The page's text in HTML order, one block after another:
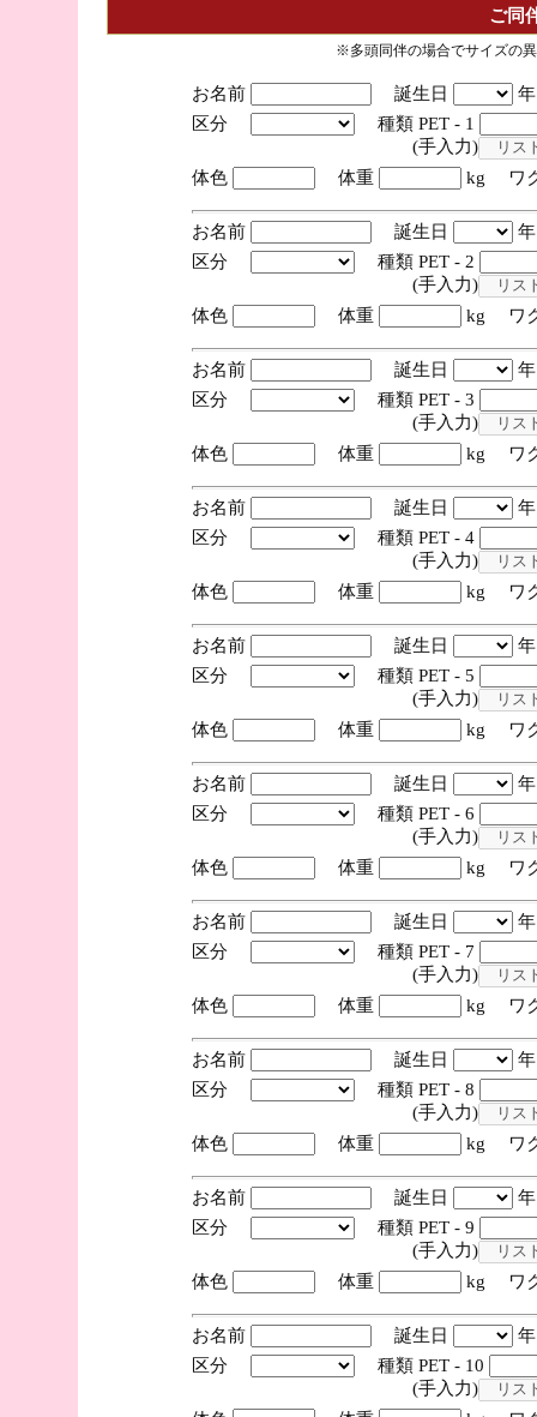
ご同
※多頭同伴の場合でサイズの
お名前 誕生日
区分
種類 PET - 1
(手入力)
体色
体重 kg ワ
お名前 誕生日
区分
種類 PET - 2
(手入力)
体色
体重 kg ワ
お名前 誕生日
区分
種類 PET - 3
(手入力)
体色
体重 kg ワ
お名前 誕生日
区分
種類 PET - 4
(手入力)
体色
体重 kg ワ
お名前 誕生日
区分
種類 PET - 5
(手入力)
体色
体重 kg ワ
お名前 誕生日
区分
種類 PET - 6
(手入力)
体色
体重 kg ワ
お名前 誕生日
区分
種類 PET - 7
(手入力)
体色
体重 kg ワ
お名前 誕生日
区分
種類 PET - 8
(手入力)
体色
体重 kg ワ
お名前 誕生日
区分
種類 PET - 9
(手入力)
体色
体重 kg ワ
お名前 誕生日
区分
種類 PET - 10
(手入力)